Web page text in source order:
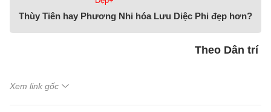
Thùy Tiên hay Phương Nhi hóa Lưu Diệc Phi đẹp hơn?
Theo Dân trí
Xem link gốc